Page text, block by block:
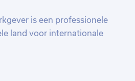
is een professionele
land voor internationale
in Nederland.